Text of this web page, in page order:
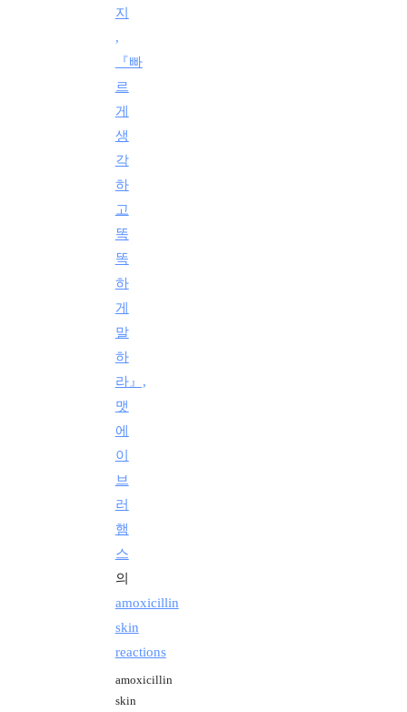
지
,
『빠
르
게
생
각
하
고
똑
똑
하
게
말
하
라』,
맷
에
이
브
러
햄
스
의
amoxicillin
skin
reactions
amoxicillin
skin